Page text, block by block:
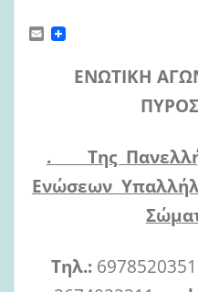
E
m
ΕΝΩΤΙΚΗ
. Της
Ενώσεων
Τηλ.: